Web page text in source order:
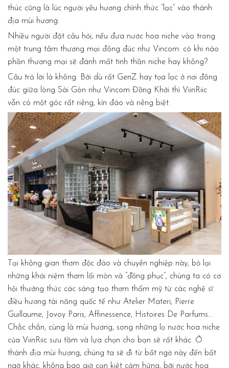
thúc cũng là lúc người yêu hương chính thức “lạc” vào thánh
địa mùi hương.
Nhiều người đặt câu hỏi, nếu đưa nước hoa niche vào trong
một trung tâm thương mại đông đúc như Vincom: có khi nào
phần thương mại sẽ đánh mất tinh thần niche hay không?
Câu trả lời là không. Bởi dù rất GenZ hay tọa lạc ở nơi đông
đúc giữa lòng Sài Gòn như Vincom Đồng Khởi thì ViinRiic
vẫn có một góc rất riêng, kín đáo và riêng biệt.
Tại không gian thơm độc đáo và chuyên nghiệp này, bỏ lại
những khái niệm thơm lối mòn và “đồng phục”, chúng ta có cơ
hội thưởng thức các sáng tạo thơm thẩm mỹ từ các nghệ sĩ
điều hương tài năng quốc tế như Atelier Materi, Pierre
Guillaume, Jovoy Paris, Affinessence, Histoires De Parfums…
Chắc chắn, cùng là mùi hương, song những lọ nước hoa niche
của ViinRiic sưu tầm và lựa chọn cho bạn sẽ rất khác. Ở
thánh địa mùi hương, chúng ta sẽ đi từ bất ngờ này đến bất
ngờ khác, không bao giờ cạn kiệt cảm hứng, bởi nước hoa